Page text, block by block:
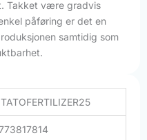
Takket være gradvis
påføring er det en
samtidig som